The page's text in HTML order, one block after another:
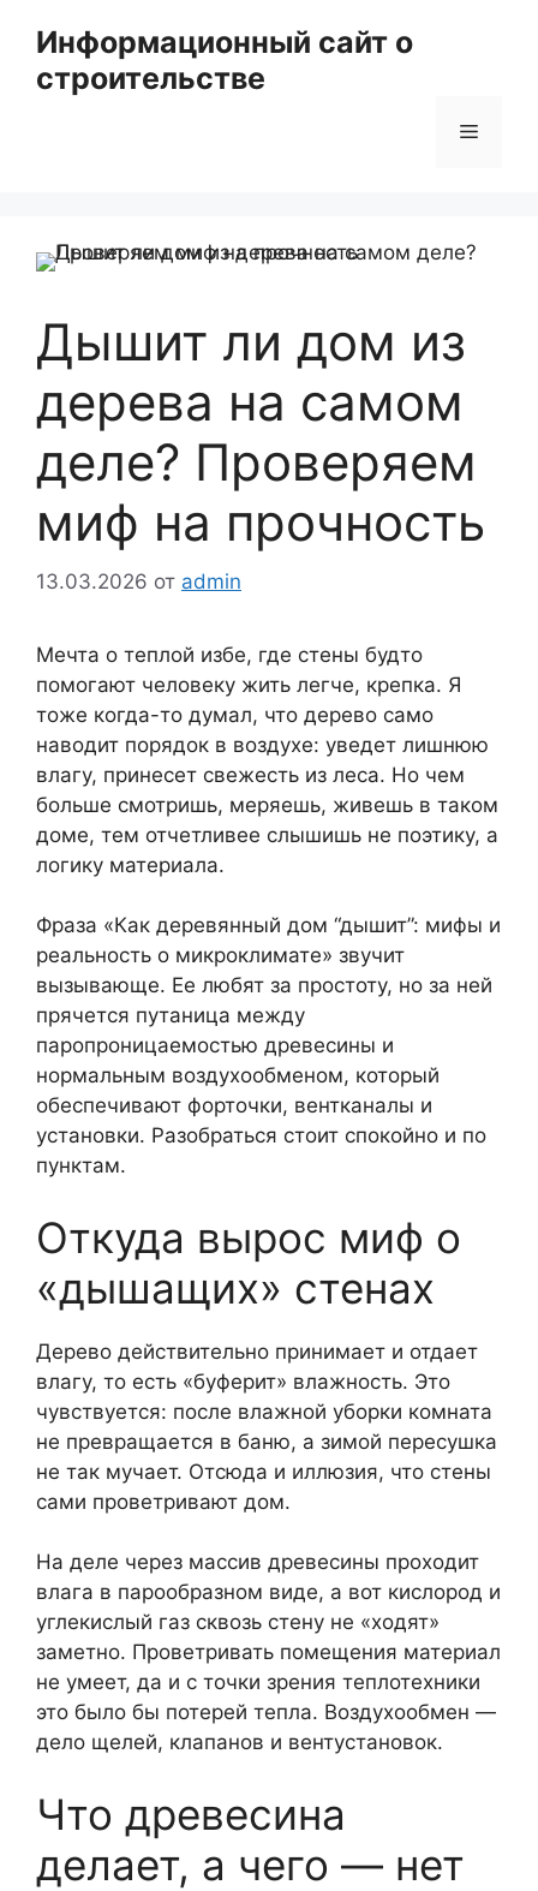
содержимому
Информационный сайт о
строительстве
Меню
Дышит ли дом из
дерева на самом
деле? Проверяем
миф на прочность
13.03.2026 от admin
Мечта о теплой избе, где стены будто
помогают человеку жить легче, крепка. Я
тоже когда-то думал, что дерево само
наводит порядок в воздухе: уведет лишнюю
влагу, принесет свежесть из леса. Но чем
больше смотришь, меряешь, живешь в таком
доме, тем отчетливее слышишь не поэтику, а
логику материала.
Фраза «Как деревянный дом “дышит”: мифы и
реальность о микроклимате» звучит
вызывающе. Ее любят за простоту, но за ней
прячется путаница между
паропроницаемостью древесины и
нормальным воздухообменом, который
обеспечивают форточки, вентканалы и
установки. Разобраться стоит спокойно и по
пунктам.
Откуда вырос миф о
«дышащих» стенах
Дерево действительно принимает и отдает
влагу, то есть «буферит» влажность. Это
чувствуется: после влажной уборки комната
не превращается в баню, а зимой пересушка
не так мучает. Отсюда и иллюзия, что стены
сами проветривают дом.
На деле через массив древесины проходит
влага в парообразном виде, а вот кислород и
углекислый газ сквозь стену не «ходят»
заметно. Проветривать помещения материал
не умеет, да и с точки зрения теплотехники
это было бы потерей тепла. Воздухообмен —
дело щелей, клапанов и вентустановок.
Что древесина
делает, а чего — нет